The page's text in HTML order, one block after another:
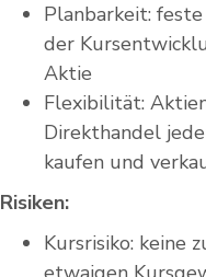
Planbarkeit:
der
Aktie
Flexibilität:
Direkthandel
kaufen und
Risiken:
Kursrisiko: keine